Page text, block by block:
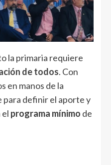
la primaria requiere
de todos. Con
en manos de la
para definir el aporte y
programa mínimo de